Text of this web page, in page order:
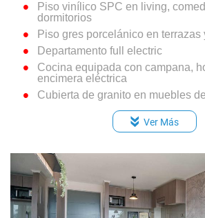
Piso vinílico SPC en living,
dormitorios
Piso gres porcelánico en terrazas
Departamento full electric
Cocina equipada con campana,
encimera eléctrica
Cubierta de granito en muebles
Dormitorio principal en suite
Cubierta de Loza Vítrea en
Termo eléctrico para agua
Ver Más